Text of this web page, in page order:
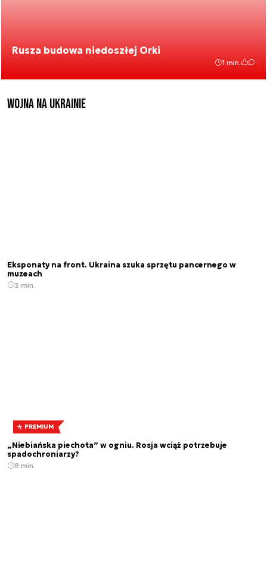
Rusza budowa niedoszłej Orki
1 min.
Wojna na Ukrainie
Eksponaty na front. Ukraina szuka sprzętu pancernego w
muzeach
3 min.
PREMIUM
„Niebiańska piechota” w ogniu. Rosja wciąż potrzebuje
spadochroniarzy?
8 min.